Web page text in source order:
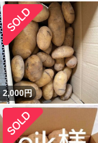
2,000円